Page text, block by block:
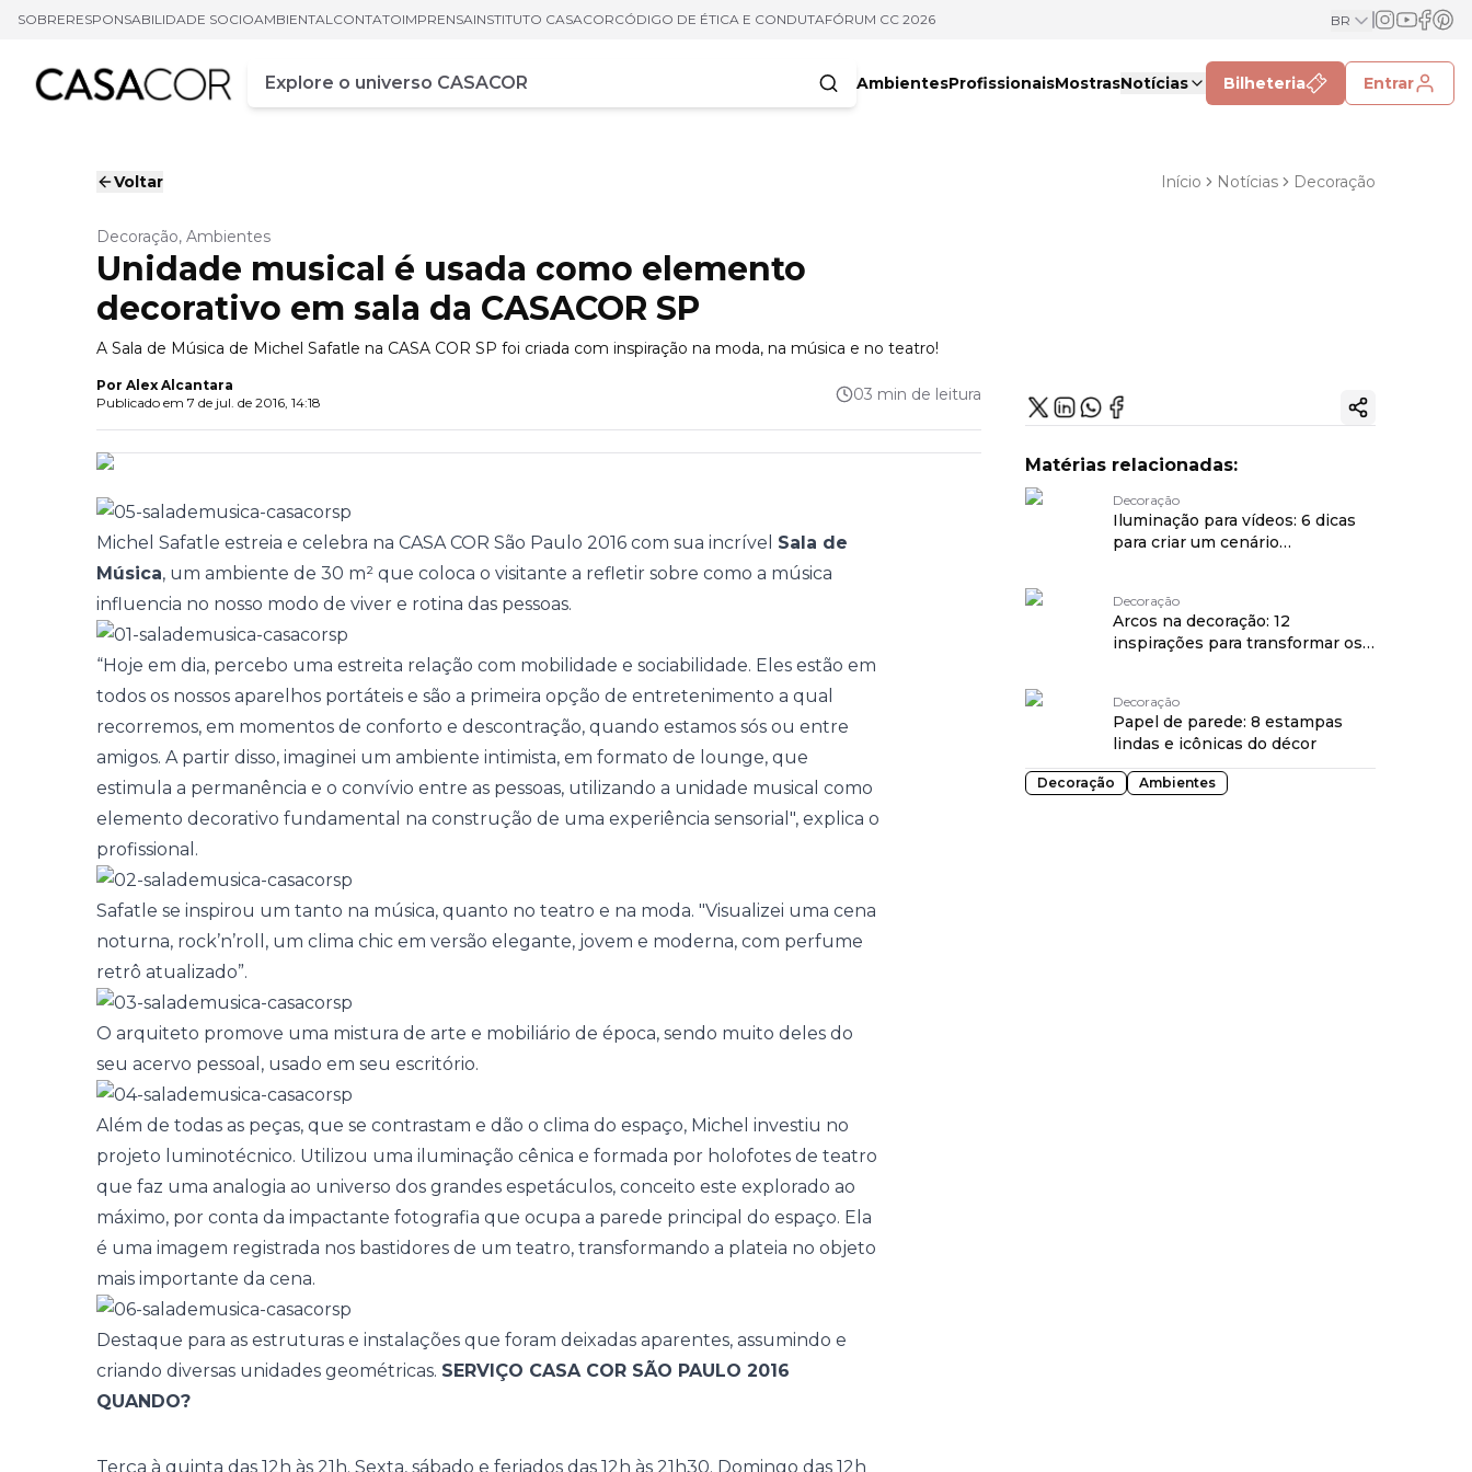
SOBRERESPONSABILIDADE SOCIOAMBIENTALCONTATOIMPRENSAINSTITUTO CASACORCÓDIGO DE ÉTICA E CONDUTAFÓRUM CC 2026 BR
Campo de busca
Digite pelo menos três caracteres
AmbientesProfissionaisMostrasNotícias Bilheteria Entrar
Voltar Início Notícias Decoração
Decoração, Ambientes
Unidade musical é usada como elemento
decorativo em sala da CASACOR SP
A Sala de Música de Michel Safatle na CASA COR SP foi criada com inspiração na moda, na música e no teatro!
Por Alex Alcantara
Publicado em 7 de jul. de 2016, 14:18 03 min de leitura
Michel Safatle estreia e celebra na CASA COR São Paulo 2016 com sua incrível Sala de
Música, um ambiente de 30 m² que coloca o visitante a refletir sobre como a música
influencia no nosso modo de viver e rotina das pessoas.
“Hoje em dia, percebo uma estreita relação com mobilidade e sociabilidade. Eles estão em
todos os nossos aparelhos portáteis e são a primeira opção de entretenimento a qual
recorremos, em momentos de conforto e descontração, quando estamos sós ou entre
amigos. A partir disso, imaginei um ambiente intimista, em formato de lounge, que
estimula a permanência e o convívio entre as pessoas, utilizando a unidade musical como
elemento decorativo fundamental na construção de uma experiência sensorial", explica o
profissional.
Safatle se inspirou um tanto na música, quanto no teatro e na moda. "Visualizei uma cena
noturna, rock’n’roll, um clima chic em versão elegante, jovem e moderna, com perfume
retrô atualizado”.
O arquiteto promove uma mistura de arte e mobiliário de época, sendo muito deles do
seu acervo pessoal, usado em seu escritório.
Além de todas as peças, que se contrastam e dão o clima do espaço, Michel investiu no
projeto luminotécnico. Utilizou uma iluminação cênica e formada por holofotes de teatro
que faz uma analogia ao universo dos grandes espetáculos, conceito este explorado ao
máximo, por conta da impactante fotografia que ocupa a parede principal do espaço. Ela
é uma imagem registrada nos bastidores de um teatro, transformando a plateia no objeto
mais importante da cena.
Destaque para as estruturas e instalações que foram deixadas aparentes, assumindo e
criando diversas unidades geométricas. SERVIÇO CASA COR SÃO PAULO 2016
QUANDO?
Terça à quinta das 12h às 21h. Sexta, sábado e feriados das 12h às 21h30. Domingo das 12h
Copiar link
Matérias relacionadas:
Decoração
Iluminação para vídeos: 6 dicas
para criar um cenário
Decoração
Arcos na decoração: 12
inspirações para transformar os
Decoração
Papel de parede: 8 estampas
lindas e icônicas do décor
Decoração Ambientes